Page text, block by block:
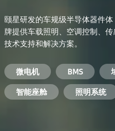
颐星研发的车规级半导体器件
牌提供车载照明、空调控制、
技术支持和解决方案。
微电机 BMS
智能座舱
照明系统
电池管理系统
储能
工业电焊机 变频器
安防摄像头
开关电源 手机充电器
PC电源
电脑 手机
智能农业 智能医疗
智能家居